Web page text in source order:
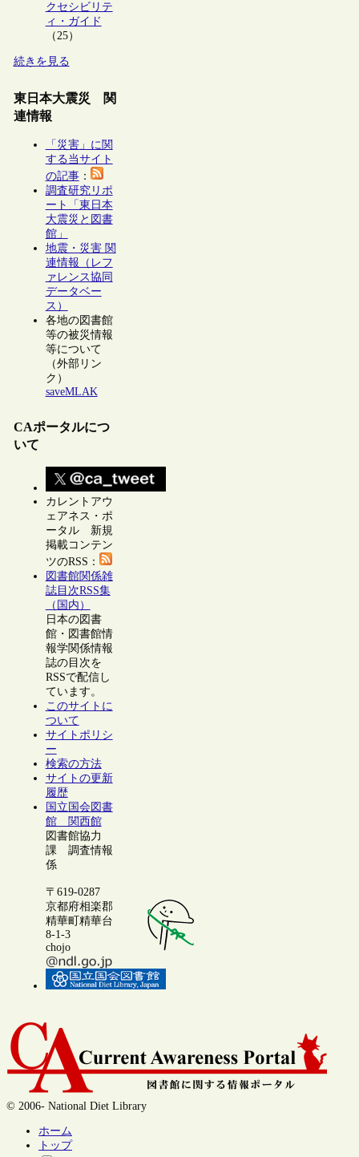
クセシビリテ
ィ・ガイド
（25）
続きを見る
東日本大震災 関
連情報
「災害」に関
する当サイト
の記事：
調査研究リポ
ート「東日本
大震災と図書
館」
地震・災害 関
連情報（レフ
ァレンス協同
データベー
ス）
各地の図書館
等の被災情報
等について
（外部リン
ク）
saveMLAK
CAポータルにつ
いて
カレントアウ
ェアネス・ポ
ータル 新規
掲載コンテン
ツのRSS：
図書館関係雑
誌目次RSS集
（国内）
日本の図書
館・図書館情
報学関係情報
誌の目次を
RSSで配信し
ています。
このサイトに
ついて
サイトポリシ
ー
検索の方法
サイトの更新
履歴
国立国会図書
館 関西館
図書館協力
課 調査情報
係
〒619-0287
京都府相楽郡
精華町精華台
8-1-3
chojo
© 2006- National Diet Library
ホーム
トップ